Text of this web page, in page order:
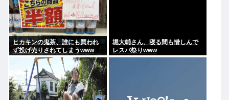
ヒカキンの鬼茶、誰にも買われ
ず投げ売りされてしまうwww
堀大輔さん、寝る間も惜しんで
レスバ祭りwww